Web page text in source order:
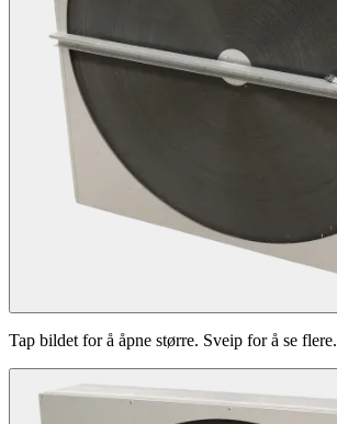
Tap bildet for å åpne større. Sveip for å se flere.